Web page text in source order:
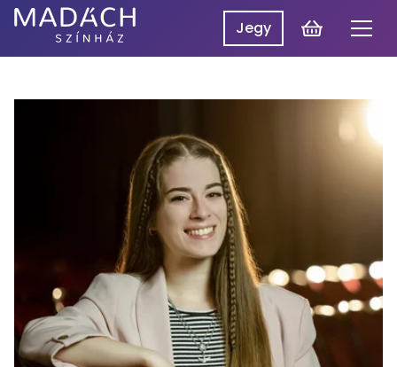
Madách
Műsor
Előadások
Rólunk
Jegy
Kosár
Belépés
EN